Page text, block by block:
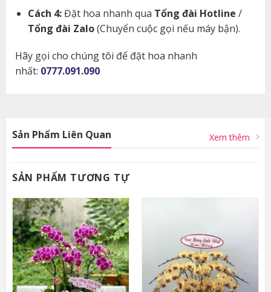
Cách 4:Đặt hoa nhanh qua Tổng đài Hotline /
Tổng đài Zalo(Chuyển cuộc gọi nếu máy bận).
Hãy gọi cho chúng tôi để đặt hoa nhanh
nhất: 0777.091.090
Sản Phẩm Liên Quan Xem thêm
SẢN PHẨM TƯƠNG TỰ